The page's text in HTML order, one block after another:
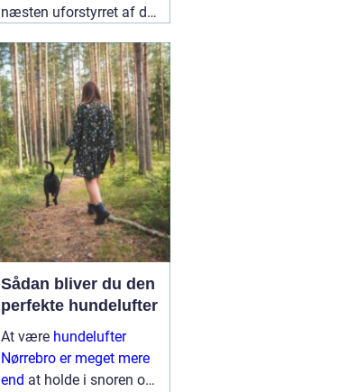
næsten uforstyrret af de
jag. Men selv her kan
hverdagen pludseligt
blive forstyrret af
uønskede gæster - vi
taler selvfølgelig om11
september 2024
Sådan bliver du den
perfekte hundelufter
At være hundelufter
Nørrebro er meget mere
end at holde i snoren og